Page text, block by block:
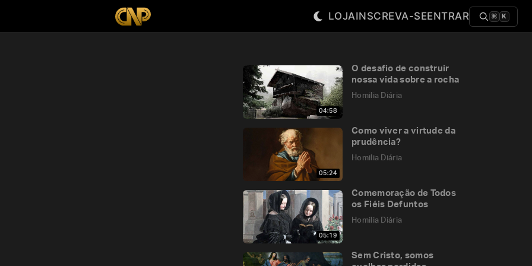
LOJAINSCREVA-SEENTRAR ⌘ K
04:58
O desafio de construir
nossa vida sobre a rocha
Homilia Diária
05:24
Como viver a virtude da
prudência?
Homilia Diária
05:19
Comemoração de Todos
os Fiéis Defuntos
Homilia Diária
Sem Cristo, somos